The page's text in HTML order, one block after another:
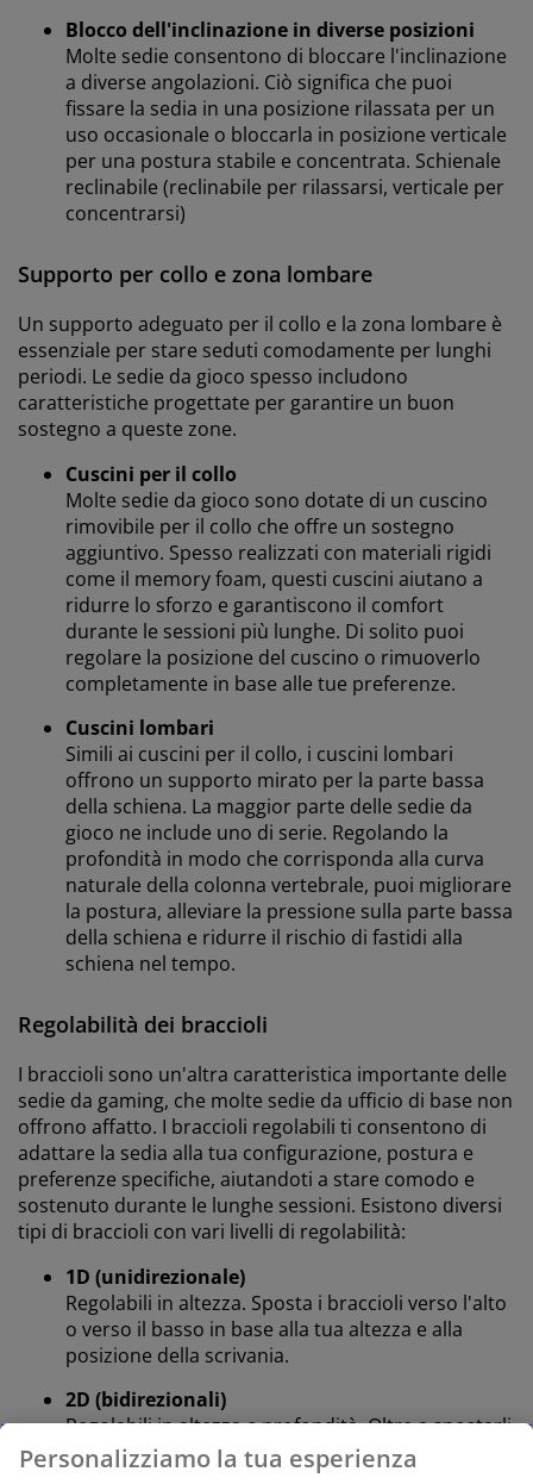
Blocco dell'inclinazione in diverse posizioni
Molte sedie consentono di bloccare l'inclinazione
a diverse angolazioni. Ciò significa che puoi
fissare la sedia in una posizione rilassata per un
uso occasionale o bloccarla in posizione verticale
per una postura stabile e concentrata. Schienale
reclinabile (reclinabile per rilassarsi, verticale per
concentrarsi)
Supporto per collo e zona lombare
Un supporto adeguato per il collo e la zona lombare è
essenziale per stare seduti comodamente per lunghi
periodi. Le sedie da gioco spesso includono
caratteristiche progettate per garantire un buon
sostegno a queste zone.
Cuscini per il collo
Molte sedie da gioco sono dotate di un cuscino
rimovibile per il collo che offre un sostegno
aggiuntivo. Spesso realizzati con materiali rigidi
come il memory foam, questi cuscini aiutano a
ridurre lo sforzo e garantiscono il comfort
durante le sessioni più lunghe. Di solito puoi
regolare la posizione del cuscino o rimuoverlo
completamente in base alle tue preferenze.
Cuscini lombari
Simili ai cuscini per il collo, i cuscini lombari
offrono un supporto mirato per la parte bassa
della schiena. La maggior parte delle sedie da
gioco ne include uno di serie. Regolando la
profondità in modo che corrisponda alla curva
naturale della colonna vertebrale, puoi migliorare
la postura, alleviare la pressione sulla parte bassa
della schiena e ridurre il rischio di fastidi alla
schiena nel tempo.
Regolabilità dei braccioli
I braccioli sono un'altra caratteristica importante delle
sedie da gaming, che molte sedie da ufficio di base non
offrono affatto. I braccioli regolabili ti consentono di
adattare la sedia alla tua configurazione, postura e
preferenze specifiche, aiutandoti a stare comodo e
sostenuto durante le lunghe sessioni. Esistono diversi
tipi di braccioli con vari livelli di regolabilità:
1D (unidirezionale)
Regolabili in altezza. Sposta i braccioli verso l'alto
o verso il basso in base alla tua altezza e alla
posizione della scrivania.
2D (bidirezionali)
Regolabili in altezza e profondità. Oltre a spostarli
verso l'alto o verso il basso, puoi far scorrere i
braccioli in avanti o indietro per diverse posizioni
Personalizziamo la tua esperienza